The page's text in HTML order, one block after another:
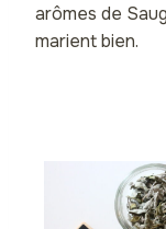
arômes de
marient bien.